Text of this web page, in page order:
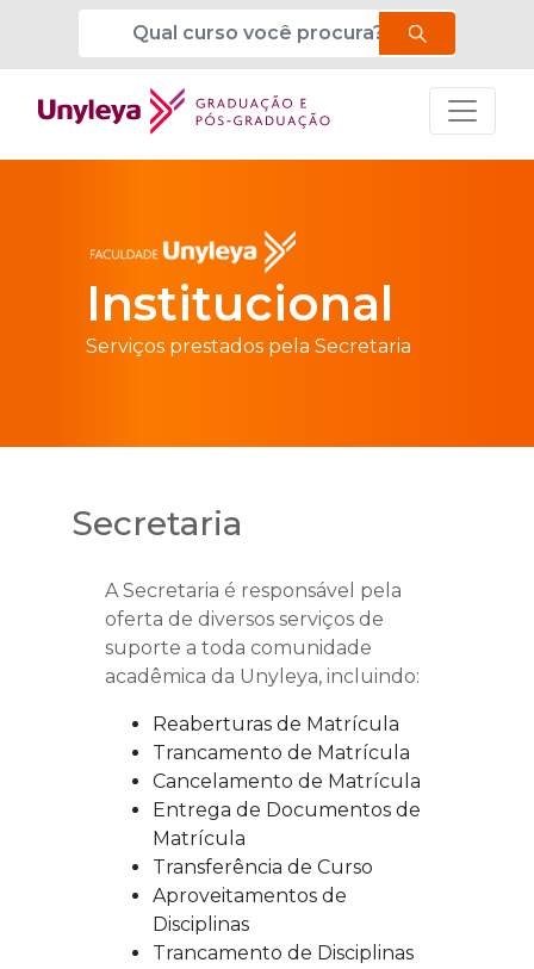
Institucional
Serviços prestados pela Secretaria
Secretaria
A Secretaria é responsável pela
oferta de diversos serviços de
suporte a toda comunidade
acadêmica da Unyleya, incluindo:
Reaberturas de Matrícula
Trancamento de Matrícula
Cancelamento de Matrícula
Entrega de Documentos de
Matrícula
Transferência de Curso
Aproveitamentos de
Disciplinas
Trancamento de Disciplinas